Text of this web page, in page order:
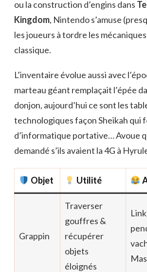
ou la construction d’engins dans
Kingdom, Nintendo s’amuse
les joueurs à tordre les
classique.
L’inventaire évolue aussi avec
marteau géant remplaçait l’épée
donjon, aujourd’hui ce sont les
technologiques façon Sheikah qui
d’informatique portative… Avoue
demandé s’ils avaient la 4G à
Objet Utilité
Grappin
Traverser
gouffres &
récupérer
objets
éloignés